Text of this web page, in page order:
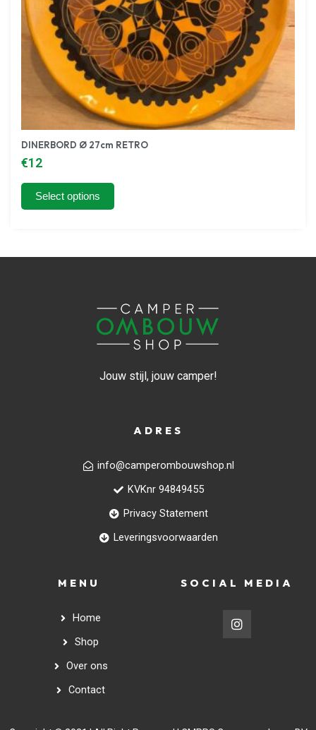
DINERBORD Ø 27cm RETRO
€12
Select options
Jouw stijl, jouw camper!
ADRES
info@camperombouwshop.nl
KVKnr 94849455
Privacy Statement
Leveringsvoorwaarden
MENU
Home
Shop
Over ons
Contact
SOCIAL MEDIA